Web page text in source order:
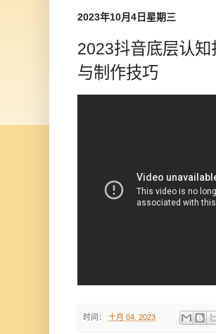
2023年10月4日星期三
2023抖音底层认
与制作技巧
时间： 十月 04, 2023